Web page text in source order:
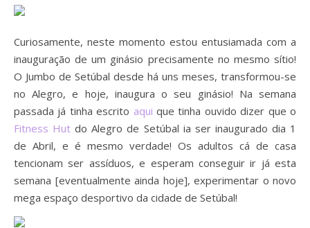
Curiosamente, neste momento estou entusiamada com a
inauguração de um ginásio precisamente no mesmo sítio!
O Jumbo de Setúbal desde há uns meses, transformou-se
no Alegro, e hoje, inaugura o seu ginásio! Na semana
passada já tinha escrito aqui que tinha ouvido dizer que o
Fitness Hut do Alegro de Setúbal ia ser inaugurado dia 1
de Abril, e é mesmo verdade! Os adultos cá de casa
tencionam ser assíduos, e esperam conseguir ir já esta
semana [eventualmente ainda hoje], experimentar o novo
mega espaço desportivo da cidade de Setúbal!